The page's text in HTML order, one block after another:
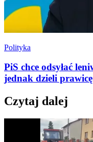
Polityka
PiS chce odsyłać
jednak dzieli prawicę
Czytaj dalej